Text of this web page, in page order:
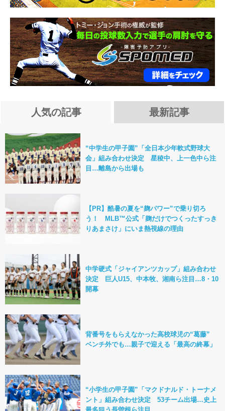
人気の記事 最新記事
“中学生の甲子園”「全日本少年軟式野球大
会」組み合わせ決定 星稜中、上一色中ら注
目…離島から出場も
【PR】酷暑の夏を“麹パワー”で乗り切ろ
う！ MLB™公式「麹だけでつくったすっき
りあまさけ」にいま熱視線の理由
中学硬式「ジャイアンツカップ」組み合わせ
決定 巨人U15、中本牧、湘南ら注目…8・10
開幕
背番号をもらえなかった高校球児の“葛藤”
ベンチ外でも…親子で迎える「最高の終幕」
“小学生の甲子園”「マクドナルド・トーナメ
ント」組み合わせ決定 53チーム出場…史上